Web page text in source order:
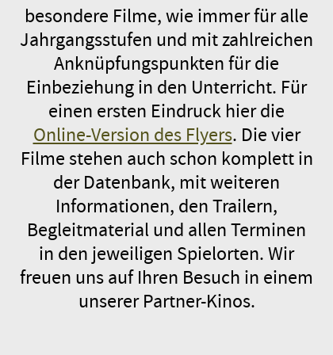
ANMELDEN
KOSCHKA
Deutschland 2026 / Spielfilm / 1.–
3. Jahrgangsstufe
Donnerstag, 10.12.26
09:45 – 11:00
ANMELDEN
MIRA
Dänemark 2025 / Spielfilm / 5.–7.
Jahrgangsstufe
Donnerstag, 10.12.26
10:30 – 11:55
ANMELDEN
WILD FOXES
besondere Filme, wie immer für alle
Jahrgangsstufen und mit zahlreichen
Anknüpfungspunkten für die
Einbeziehung in den Unterricht. Für
einen ersten Eindruck hier die
Online-Version des Flyers. Die vier
Filme stehen auch schon komplett in
der Datenbank, mit weiteren
Informationen, den Trailern,
Begleitmaterial und allen Terminen
in den jeweiligen Spielorten. Wir
freuen uns auf Ihren Besuch in einem
unserer Partner-Kinos.